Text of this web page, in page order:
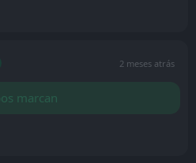
2 meses atrás
marcan